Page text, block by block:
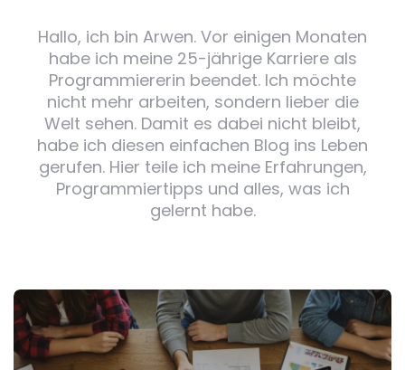
Hallo, ich bin Arwen. Vor einigen Monaten
habe ich meine 25-jährige Karriere als
Programmiererin beendet. Ich möchte
nicht mehr arbeiten, sondern lieber die
Welt sehen. Damit es dabei nicht bleibt,
habe ich diesen einfachen Blog ins Leben
gerufen. Hier teile ich meine Erfahrungen,
Programmiertipps und alles, was ich
gelernt habe.
Post
navigation